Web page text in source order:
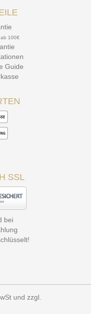
ab 100€
Guide
SSL
bei
und zzgl.